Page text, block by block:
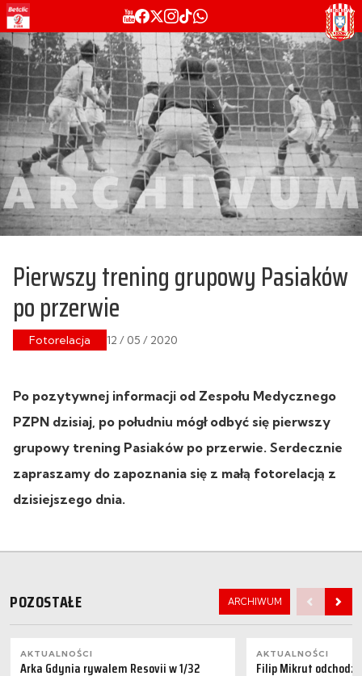
Pierwszy trening grupowy Pasiaków
po przerwie
Fotorelacja 12 / 05 / 2020
Po pozytywnej informacji od Zespołu Medycznego
PZPN dzisiaj, po południu mógł odbyć się pierwszy
grupowy trening Pasiaków po przerwie. Serdecznie
zapraszamy do zapoznania się z małą fotorelacją z
dzisiejszego dnia.
POZOSTAŁE ARCHIWUM
AKTUALNOŚCI
Arka Gdynia rywalem Resovii w 1/32
AKTUALNOŚCI
Filip Mikrut